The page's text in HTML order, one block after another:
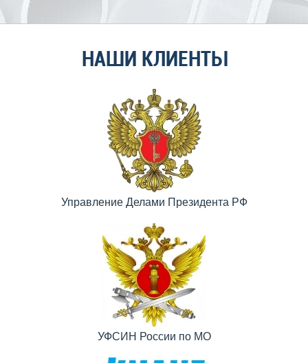
НАШИ КЛИЕНТЫ
Управление Делами Президента РФ
УФСИН России по МО